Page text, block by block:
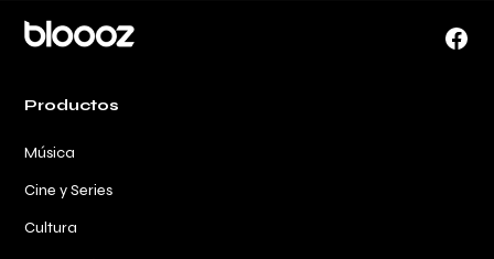
Productos
Música
Cine y Series
Cultura